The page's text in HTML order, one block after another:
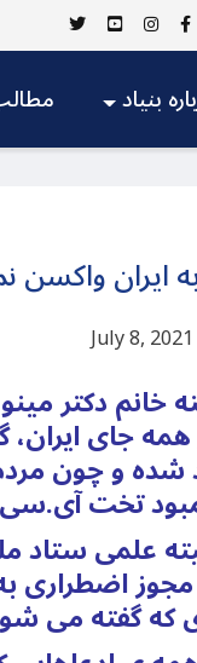
بنیاد
ایران
خانم دکتر
جای
شده و چون
تخت
علمی ستاد
اضطراری
که گفته می